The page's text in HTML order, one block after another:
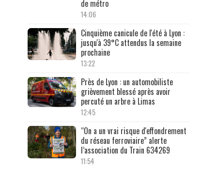
de métro
14:06
Cinquième canicule de l'été à Lyon :
jusqu'à 39°C attendus la semaine
prochaine
13:22
Près de Lyon : un automobiliste
grièvement blessé après avoir
percuté un arbre à Limas
12:45
“On a un vrai risque d'effondrement
du réseau ferroviaire” alerte
l’association du Train 634269
11:54